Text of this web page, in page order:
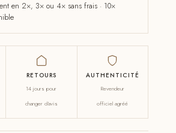
en 2×, 3× ou 4× sans frais · 10×
RETOURS
14 jours pour
changer d'avis
AUTHENTICITÉ
Revendeur
officiel agréé